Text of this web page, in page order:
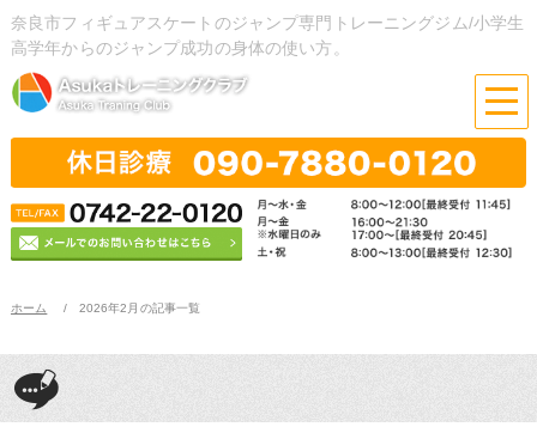
奈良市フィギュアスケートのジャンプ専門トレーニングジム/小学生
高学年からのジャンプ成功の身体の使い方。
ホーム 2026年2月の記事一覧